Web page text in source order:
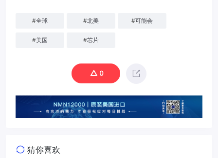
#全球 #北美 #可能会
#美国 #芯片
0
猜你喜欢